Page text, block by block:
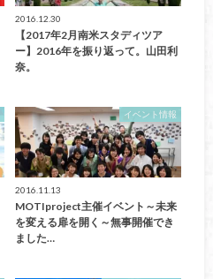
2016.12.30
【2017年2月南米スタディツア
ー】2016年を振り返って。山田利
奈。
イベント情報
2016.11.13
MOTIproject主催イベント～未来
を変える扉を開く～無事開催でき
ました…